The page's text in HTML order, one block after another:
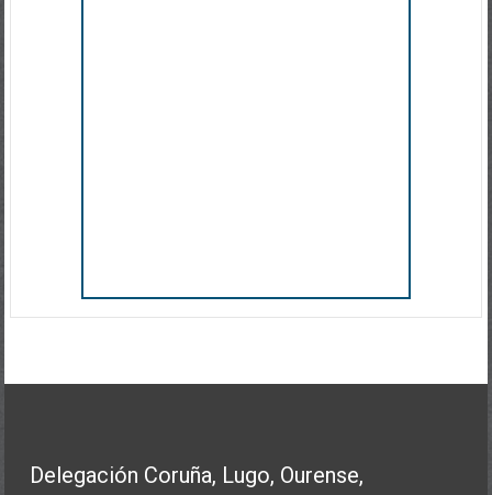
Delegación Coruña, Lugo, Ourense,